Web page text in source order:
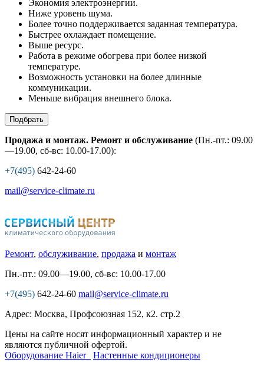
Экономия электроэнергии.
Ниже уровень шума.
Более точно поддерживается заданная температура.
Быстрее охлаждает помещение.
Выше ресурс.
Работа в режиме обогрева при более низкой
температуре.
Возможность установки на более длинные
коммуникации.
Меньше вибрация внешнего блока.
Подбрать
Продажа и монтаж. Ремонт и обслуживание (Пн.-пт.: 09.00
—19.00, сб-вс: 10.00-17.00):
+7(495) 642-24-60
mail@service-climate.ru
Ремонт, обслуживание, продажа и монтаж
Пн.-пт.: 09.00—19.00, сб-вс: 10.00-17.00
+7(495) 642-24-60 mail@service-climate.ru
Адрес: Москва, Профсоюзная 152, к2. стр.2
Цены на сайте носят информационный характер и не
являются публичной офертой.
Оборудование Haier
Настенные кондиционеры